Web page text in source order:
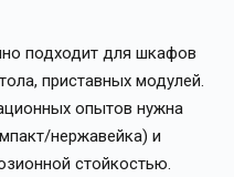
подходит для шкафов
приставных модулей.
опытов нужна
нержавейка) и
стойкостью.